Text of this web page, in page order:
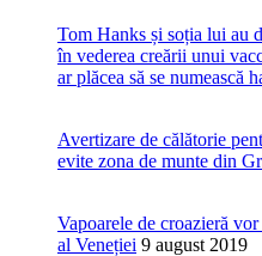
Tom Hanks și soția lui au
în vederea creării unui
ar plăcea să se numească
Avertizare de călătorie
evite zona de munte din
Vapoarele de croazieră
al Veneției 9 august 2019